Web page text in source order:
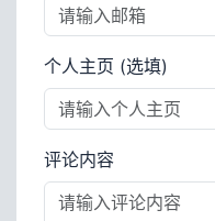
个人主页 (选填)
评论内容